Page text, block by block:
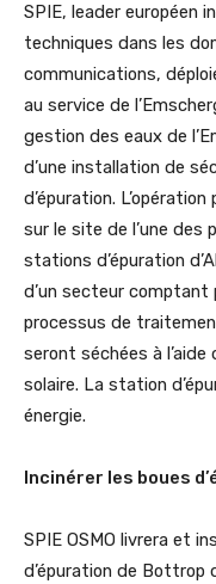
SPIE, leader européen
techniques dans les
communications,
au service de
gestion des eaux de
d’une installation de
d’épuration.
sur le site de l’une des
stations d’épuration
d’un secteur comptant
processus de
seront séchées à l’aide
solaire. La station
énergie.
Incinérer les boues
SPIE OSMO livrera et
d’épuration de Bottrop